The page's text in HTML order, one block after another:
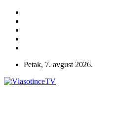
Petak, 7. avgust 2026.